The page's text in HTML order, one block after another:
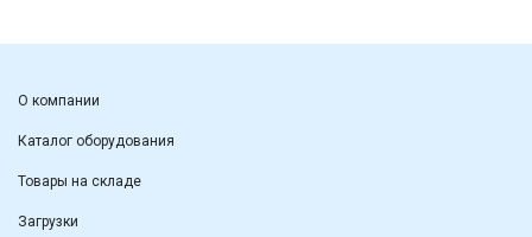
О компании
Каталог оборудования
Товары на складе
Загрузки